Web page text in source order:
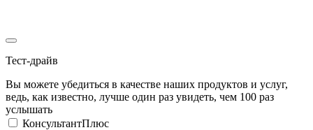
Тест-драйв
Вы можете убедиться в качестве наших продуктов и услуг,
ведь, как известно, лучше один раз увидеть, чем 100 раз
услышать
КонсультантПлюс